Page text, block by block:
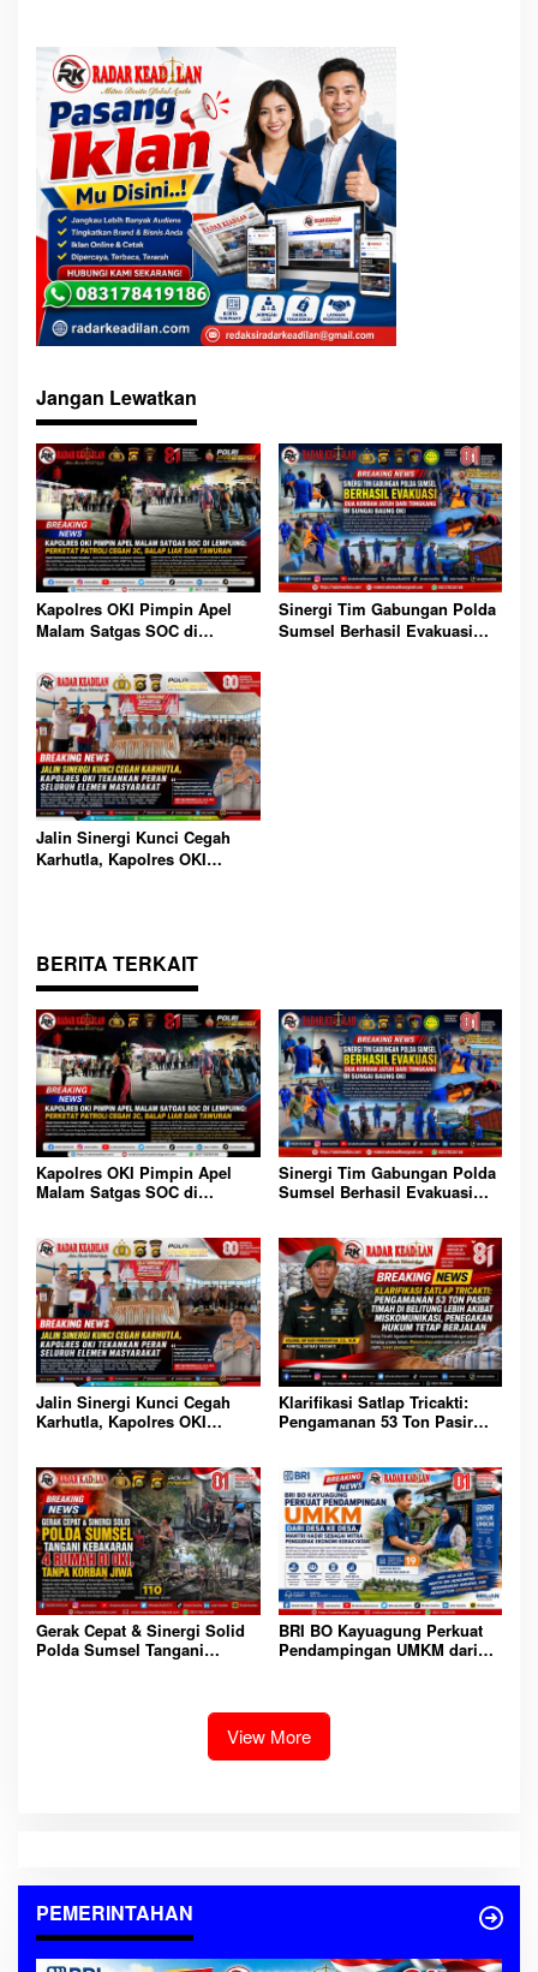
Jangan Lewatkan
Kapolres OKI Pimpin Apel
Malam Satgas SOC di
Cegah 3C, Balap Liar dan
Tawuran
Sinergi Tim Gabungan Polda
Sumsel Berhasil Evakuasi
Jalin Sinergi Kunci Cegah
Karhutla, Kapolres OKI
BERITA TERKAIT
Kapolres OKI Pimpin Apel
Malam Satgas SOC di
Tawuran
Sinergi Tim Gabungan Polda
Sumsel Berhasil Evakuasi
OKI
Jalin Sinergi Kunci Cegah
Karhutla, Kapolres OKI
Klarifikasi Satlap Tricakti:
Pengamanan 53 Ton Pasir
Penegakan Hukum Tetap
Berjalan
Gerak Cepat & Sinergi Solid
Polda Sumsel Tangani
BRI BO Kayuagung Perkuat
Pendampingan UMKM dari
Ekonomi Kerakyatan
View More
PEMERINTAHAN